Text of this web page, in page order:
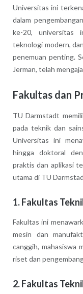
Universitas ini
dalam
ke-20, universitas
teknologi modern,
penemuan penting.
Jerman, telah
Fakultas dan
TU Darmstadt
pada teknik dan
Universitas ini
hingga doktoral
praktis dan aplikasi
utama di TU
1.Fakultas
Fakultas ini
mesin dan
canggih, mahasiswa
riset dan
2.Fakultas